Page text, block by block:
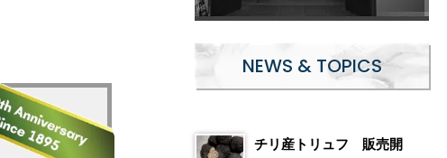
NEWS & TOPICS
チリ産トリュフ 販売開